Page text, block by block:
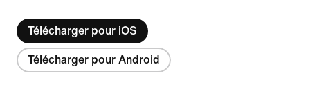
Télécharger pour iOS
Télécharger pour Android